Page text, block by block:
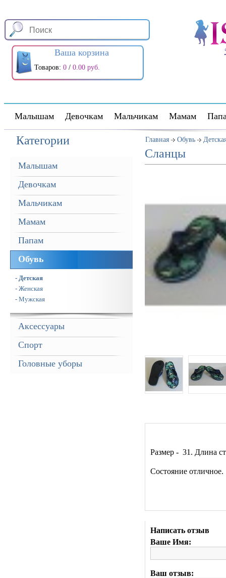
Ваша корзина
Товаров: 0 / 0.00 руб.
Малышам Девочкам Мальчикам Мамам
Категории
Малышам
Девочкам
Мальчикам
Мамам
Папам
Обувь
- Детская
- Женская
- Мужская
Аксессуары
Спорт
Головные уборы
Главная Обувь
Сланцы
Размер - 31. Длина
Состояние отличное.
Написать отзыв
Ваше Имя:
Ваш отзыв: